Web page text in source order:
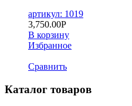
артикул: 1019
3,750.00Р
В корзину
Избранное
Сравнить
Каталог товаров